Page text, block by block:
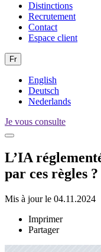
Distinctions
Recrutement
Contact
Espace client
Fr
English
Deutsch
Nederlands
Je vous consulte
L’IA
par ces règles ?
Mis à jour le 04.11.2024
Imprimer
Partager